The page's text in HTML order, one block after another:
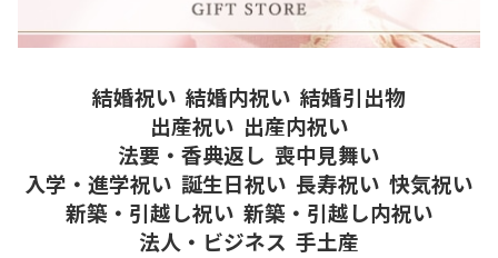
結婚祝い 結婚内祝い 結婚引出物
出産祝い 出産内祝い
法要・香典返し 喪中見舞い
入学・進学祝い 誕生日祝い 長寿祝い 快気祝い
新築・引越し祝い 新築・引越し内祝い
法人・ビジネス 手土産